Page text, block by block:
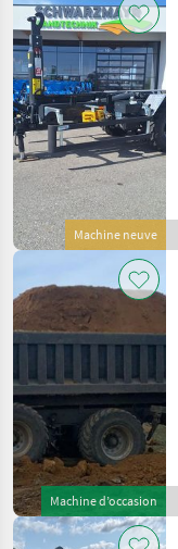
Machine neuve
Machine d’occasion